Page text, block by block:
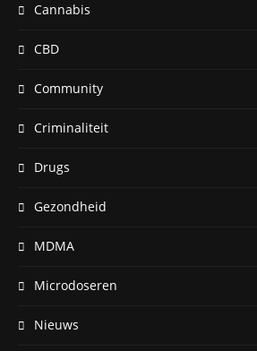
Cannabis
CBD
Community
Criminaliteit
Drugs
Gezondheid
MDMA
Microdoseren
Nieuws